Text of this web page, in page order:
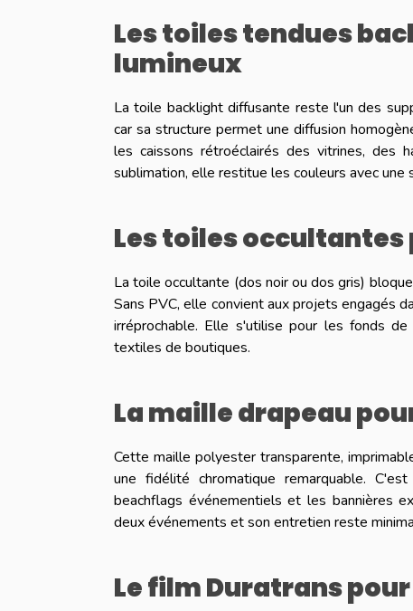
Les toiles tendues
lumineux
La toile backlight diffusante reste l'un des
car sa structure permet une diffusion
les caissons rétroéclairés des vitrines, des
sublimation, elle restitue les couleurs avec
Les toiles
La toile occultante (dos noir ou dos gris)
Sans PVC, elle convient aux projets engagés
irréprochable. Elle s'utilise pour les fonds
textiles de boutiques.
La maille drapeau
Cette maille polyester transparente,
une fidélité chromatique remarquable.
beachflags événementiels et les bannières
deux événements et son entretien reste
Le film Duratrans